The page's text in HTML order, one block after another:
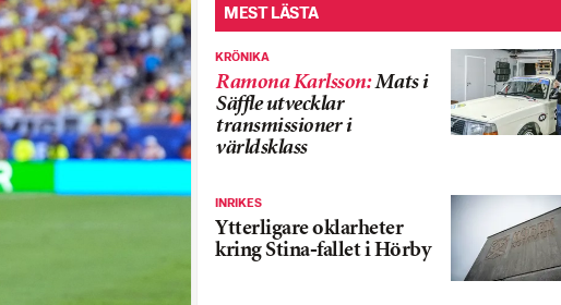
MEST LÄSTA
KRÖNIKA
Ramona Karlsson:Mats i
Säffle utvecklar
transmissioner i
världsklass
INRIKES
Ytterligare oklarheter
kring Stina-fallet i Hörby